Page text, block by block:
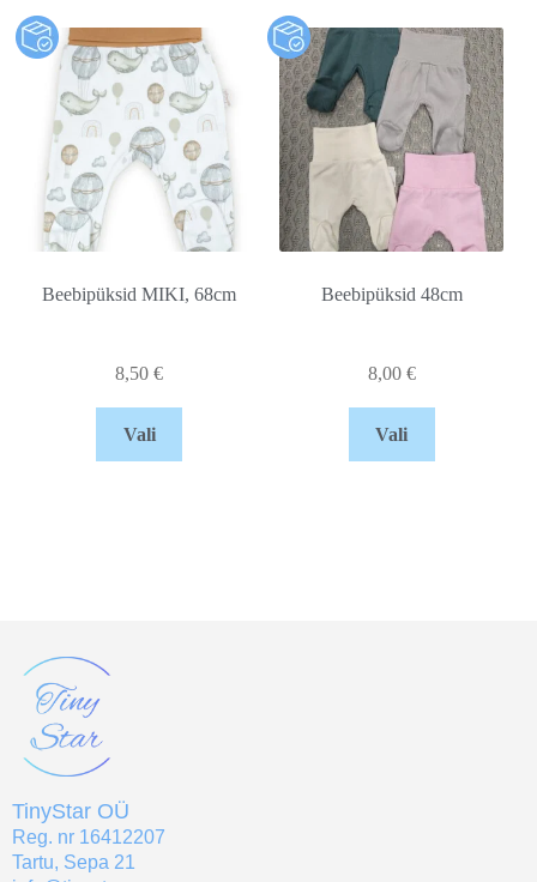
Beebipüksid MIKI, 68cm
8,50€
Vali
Beebipüksid 48cm
8,00 €
Vali
TinyStar OÜ
Reg. nr 16412207
Tartu, Sepa 21